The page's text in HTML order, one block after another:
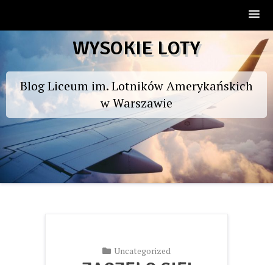
to
WYSOKIE LOTY
Blog Liceum im. Lotników Amerykańskich
w Warszawie
Uncategorized